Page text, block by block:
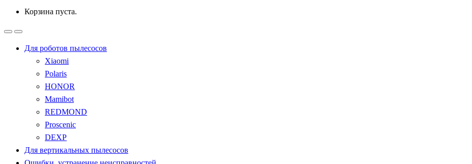
Корзина пуста.
Для роботов пылесосов
Xiaomi
Polaris
HONOR
Mamibot
REDMOND
Proscenic
DEXP
Для вертикальных пылесосов